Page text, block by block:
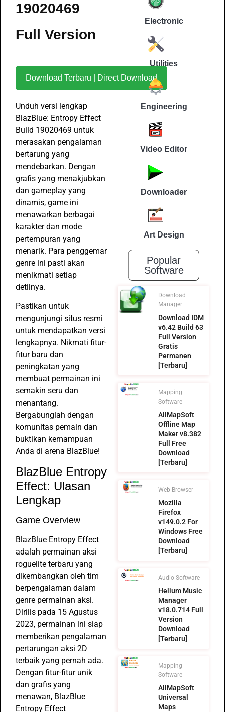
19020469
Full Version
Download Terbaru | Direct Download
Unduh versi lengkap
BlazBlue: Entropy Effect
Build 19020469 untuk
merasakan pengalaman
bertarung yang
mendebarkan. Dengan
grafis yang menakjubkan
dan gameplay yang
dinamis, game ini
menawarkan berbagai
karakter dan mode
pertempuran yang
menarik. Para penggemar
genre ini pasti akan
menikmati setiap
detilnya.
Pastikan untuk
mengunjungi situs resmi
untuk mendapatkan versi
lengkapnya. Nikmati fitur-
fitur baru dan
peningkatan yang
membuat permainan ini
semakin seru dan
menantang.
Bergabunglah dengan
komunitas pemain dan
buktikan kemampuan
Anda di arena BlazBlue!
BlazBlue Entropy
Effect: Ulasan
Lengkap
Game Overview
BlazBlue Entropy Effect
adalah permainan aksi
roguelite terbaru yang
dikembangkan oleh tim
berpengalaman dalam
genre permainan aksi.
Dirilis pada 15 Agustus
2023, permainan ini siap
memberikan pengalaman
pertarungan aksi 2D
terbaik yang pernah ada.
Dengan fitur-fitur unik
dan grafis yang
menawan, BlazBlue
Entropy Effect
Electronic
Utilities
Engineering
Video Editor
Downloader
Art Design
Popular
Software
Download
Manager
Download IDM
v6.42 Build 63
Full Version
Gratis
Permanen
[Terbaru]
Mapping
Software
AllMapSoft
Offline Map
Maker v8.382
Full Free
Download
[Terbaru]
Web Browser
Mozilla
Firefox
v149.0.2 For
Windows Free
Download
[Terbaru]
Audio Software
Helium Music
Manager
v18.0.714 Full
Version
Download
[Terbaru]
Mapping
Software
AllMapSoft
Universal
Maps